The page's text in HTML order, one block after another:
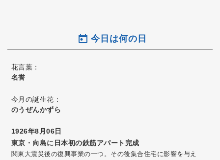
今日は何の日
花言葉：
名誉
今月の誕生花：
のうぜんかずら
1926年8月06日
東京・向島に日本初の鉄筋アパート完成
関東大震災後の復興事業の一つ。その後集合住宅に影響を与え